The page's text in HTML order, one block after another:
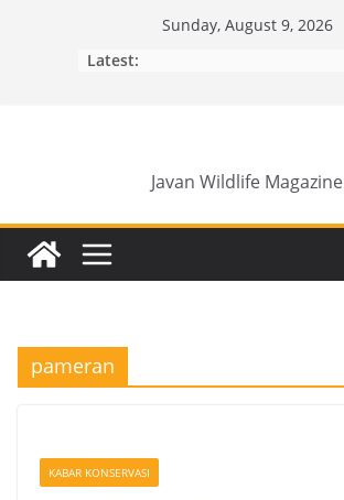
Sunday, August 9, 2026
Latest:
Javan Wildlife Magazine
pameran
KABAR KONSERVASI